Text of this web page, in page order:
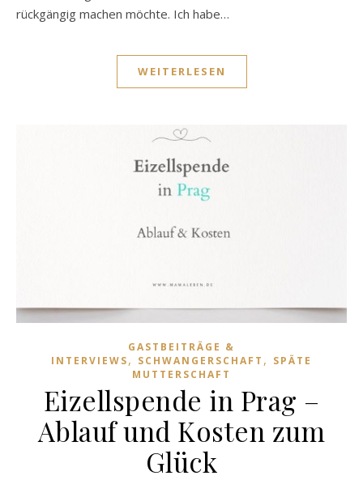
rückgängig machen möchte. Ich habe…
WEITERLESEN
GASTBEITRÄGE &
INTERVIEWS, SCHWANGERSCHAFT , SPÄTE
MUTTERSCHAFT
Eizellspende in Prag –
Ablauf und Kosten zum
Glück